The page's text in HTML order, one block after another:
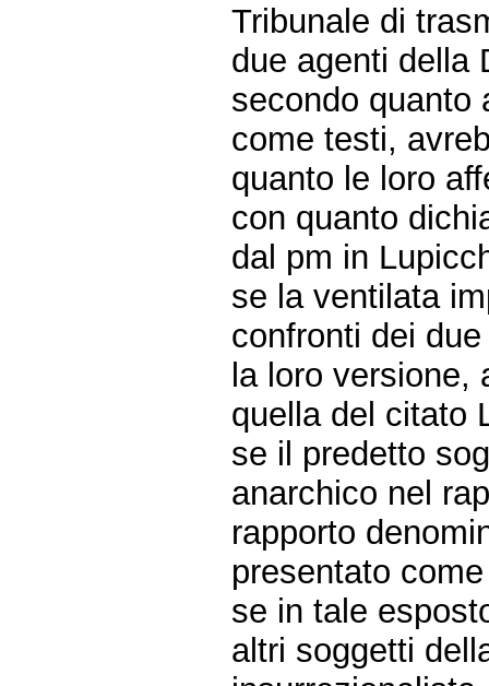
Tribunale di
due agenti della
secondo quanto
come testi,
quanto le loro
con quanto
dal pm in
se la ventilata
confronti dei
la loro versione,
quella del citato
se il predetto
anarchico nel
rapporto
presentato
se in tale
altri soggetti